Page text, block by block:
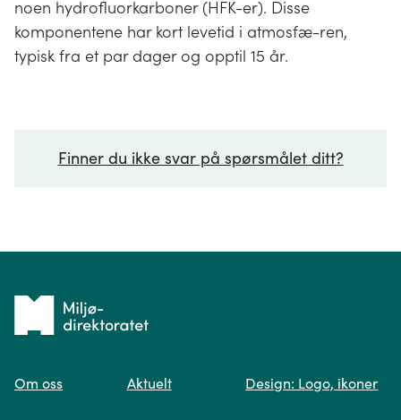
noen hydrofluorkarboner (HFK-er). Disse
komponentene har kort levetid i atmosfæ-ren,
typisk fra et par dager og opptil 15 år.
Finner du ikke svar på spørsmålet ditt?
Spør oss
Tilbake
forsiden
Om oss Aktuelt Design: Logo, ikoner